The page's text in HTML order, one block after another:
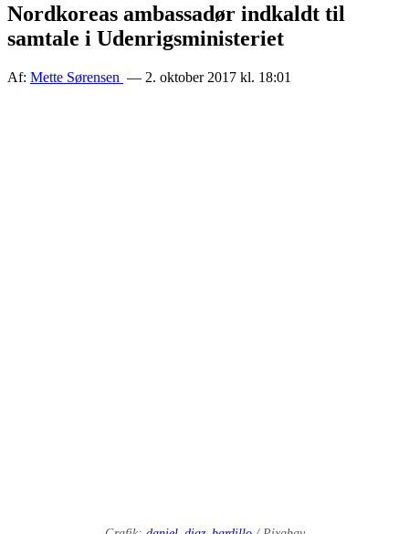
Nordkoreas ambassadør indkaldt til
samtale i Udenrigsministeriet
Af: Mette Sørensen — 2. oktober 2017 kl. 18:01